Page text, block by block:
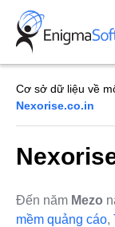
Skip
content
Cơ sở dữ liệu về
Nexorise.co.in
Đến năm Mezo
mềm quảng cáo,